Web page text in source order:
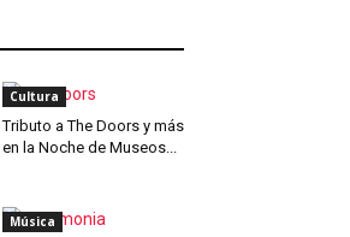
Cultura
Tributo a The Doors y más
en la Noche de Museos...
Música